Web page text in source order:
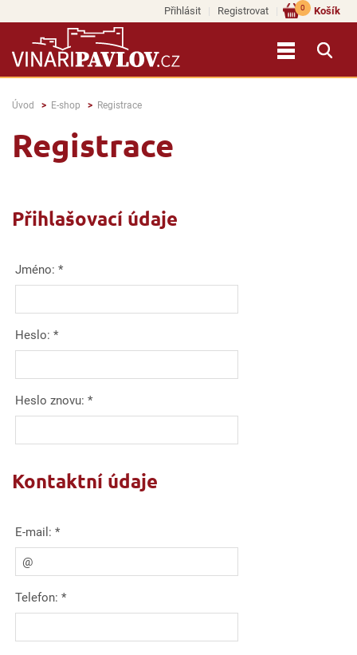
Přihlásit Registrovat Košík
0
Úvod E-shop Registrace
Registrace
Přihlašovací údaje
Jméno: *
Heslo: *
Heslo znovu: *
Kontaktní údaje
E-mail: *
Telefon: *